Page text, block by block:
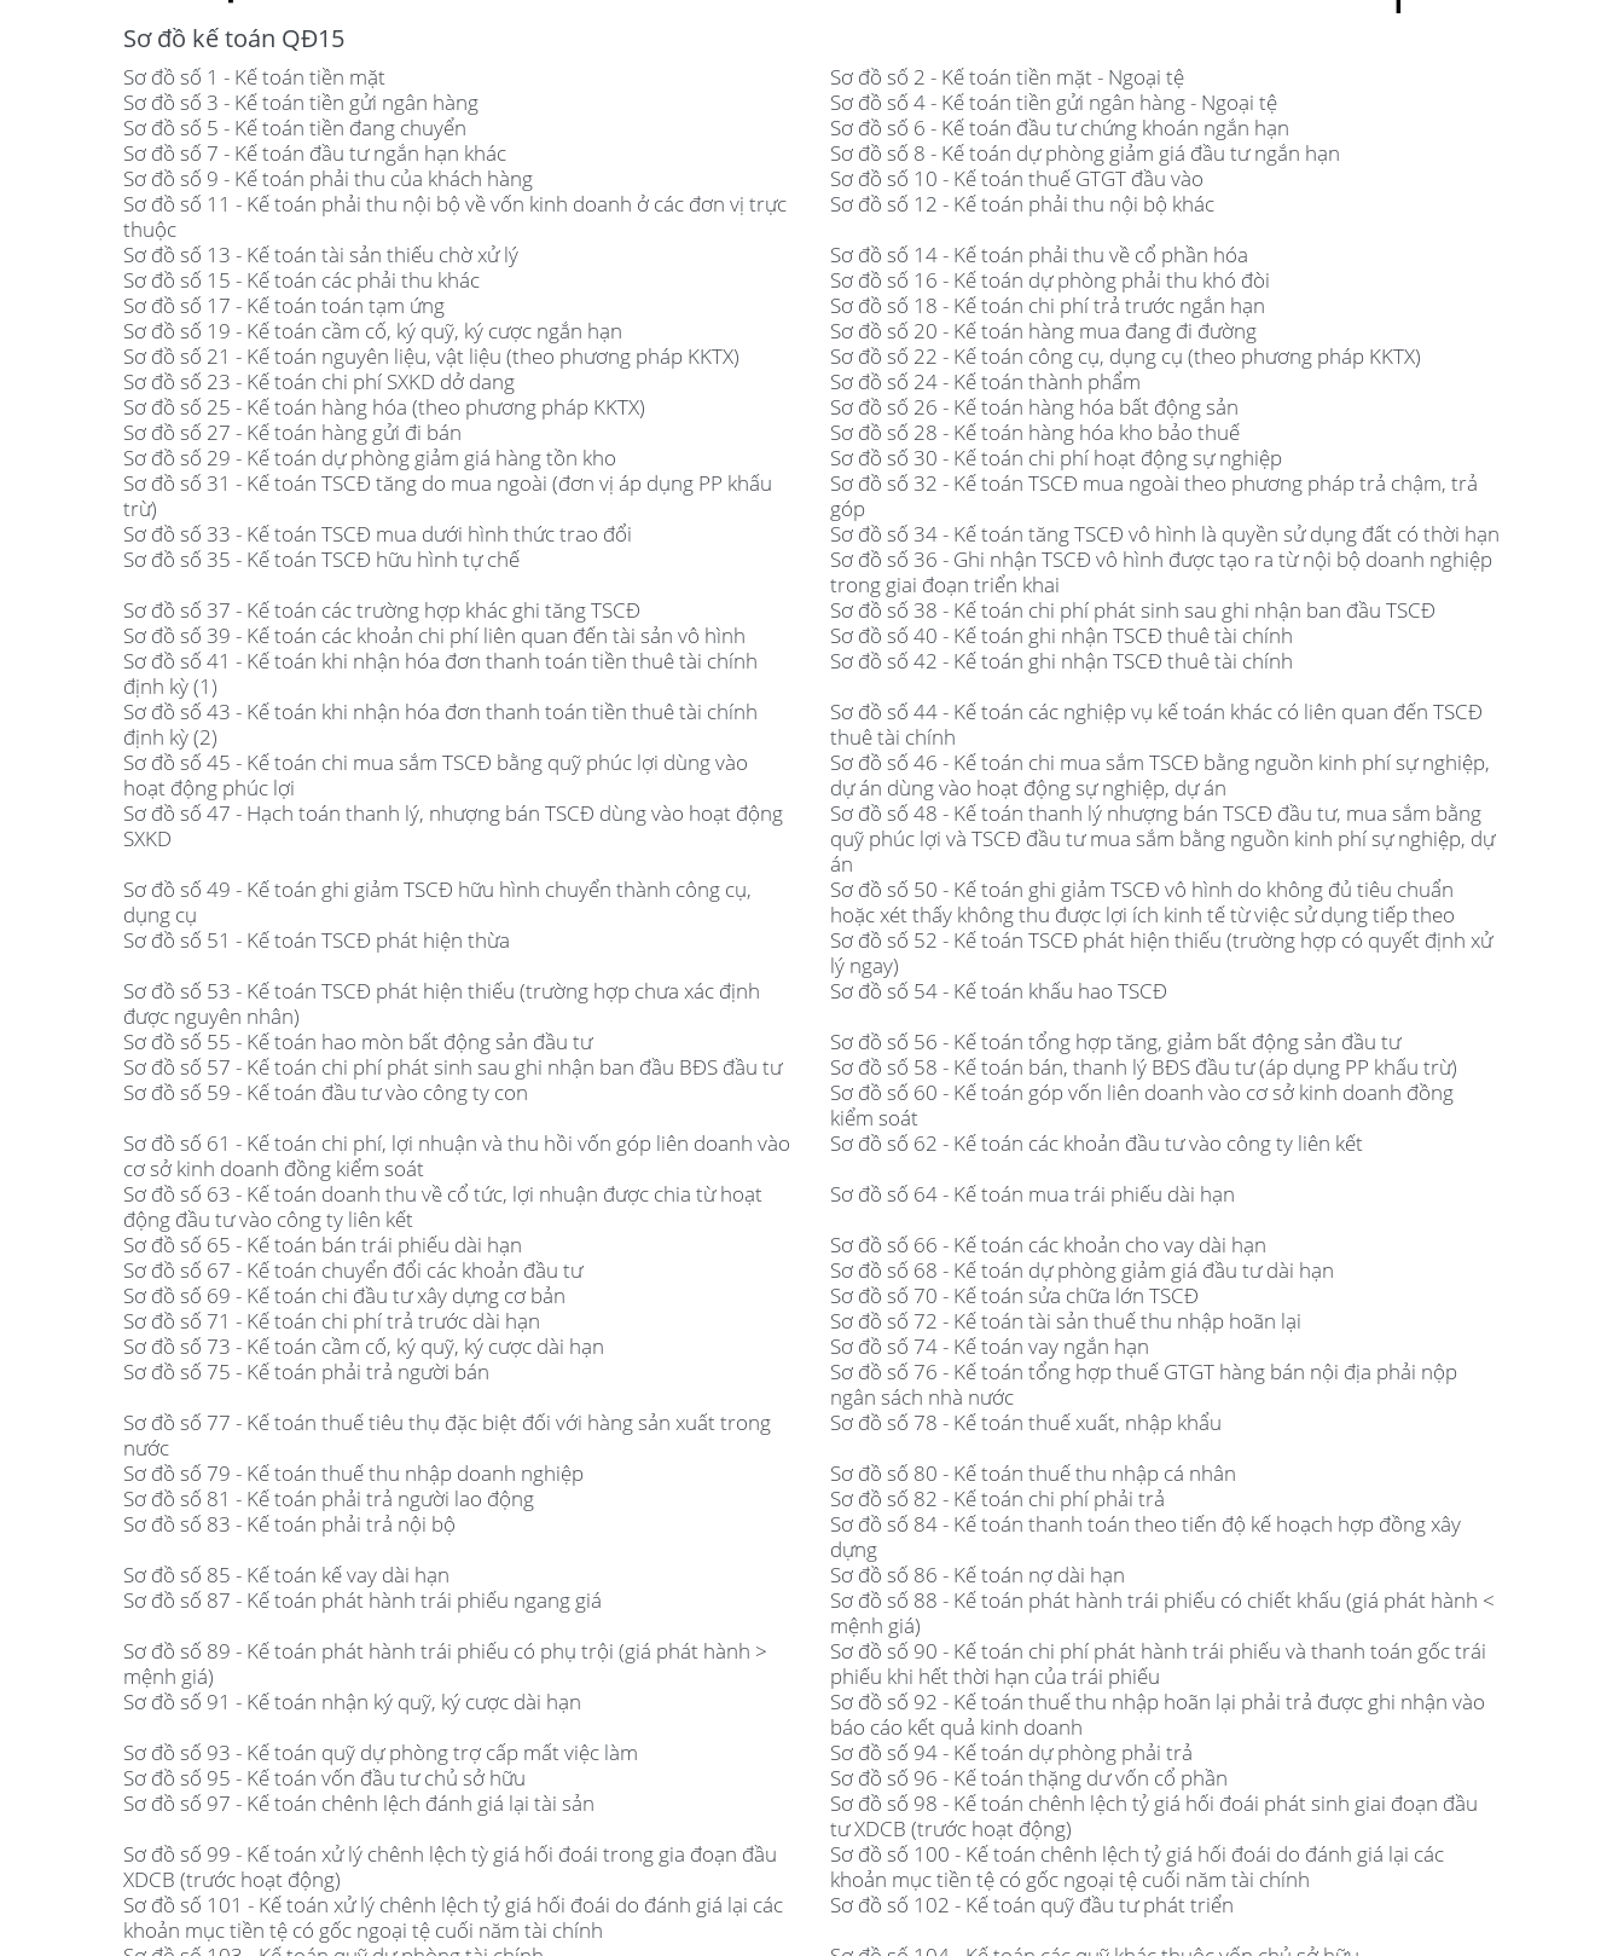
Sơ đồ kế toán QĐ15
Sơ đồ số 1 - Kế toán tiền mặt
Sơ đồ số 2 - Kế toán tiền mặt - Ngoại tệ
Sơ đồ số 3 - Kế toán tiền gửi ngân hàng
Sơ đồ số 4 - Kế toán tiền gửi ngân hàng - Ngoại tệ
Sơ đồ số 5 - Kế toán tiền đang chuyển
Sơ đồ số 6 - Kế toán đầu tư chứng khoán ngắn hạn
Sơ đồ số 7 - Kế toán đầu tư ngắn hạn khác
Sơ đồ số 8 - Kế toán dự phòng giảm giá đầu tư ngắn hạn
Sơ đồ số 9 - Kế toán phải thu của khách hàng
Sơ đồ số 10 - Kế toán thuế GTGT đầu vào
Sơ đồ số 11 - Kế toán phải thu nội bộ về vốn kinh doanh ở các đơn vị trực
thuộc
Sơ đồ số 12 - Kế toán phải thu nội bộ khác
Sơ đồ số 13 - Kế toán tài sản thiếu chờ xử lý
Sơ đồ số 14 - Kế toán phải thu về cổ phần hóa
Sơ đồ số 15 - Kế toán các phải thu khác
Sơ đồ số 16 - Kế toán dự phòng phải thu khó đòi
Sơ đồ số 17 - Kế toán toán tạm ứng
Sơ đồ số 18 - Kế toán chi phí trả trước ngắn hạn
Sơ đồ số 19 - Kế toán cầm cố, ký quỹ, ký cược ngắn hạn
Sơ đồ số 20 - Kế toán hàng mua đang đi đường
Sơ đồ số 21 - Kế toán nguyên liệu, vật liệu (theo phương pháp KKTX)
Sơ đồ số 22 - Kế toán công cụ, dụng cụ (theo phương pháp KKTX)
Sơ đồ số 23 - Kế toán chi phí SXKD dở dang
Sơ đồ số 24 - Kế toán thành phẩm
Sơ đồ số 25 - Kế toán hàng hóa (theo phương pháp KKTX)
Sơ đồ số 26 - Kế toán hàng hóa bất động sản
Sơ đồ số 27 - Kế toán hàng gửi đi bán
Sơ đồ số 28 - Kế toán hàng hóa kho bảo thuế
Sơ đồ số 29 - Kế toán dự phòng giảm giá hàng tồn kho
Sơ đồ số 30 - Kế toán chi phí hoạt động sự nghiệp
Sơ đồ số 31 - Kế toán TSCĐ tăng do mua ngoài (đơn vị áp dụng PP khấu
trừ)
Sơ đồ số 32 - Kế toán TSCĐ mua ngoài theo phương pháp trả chậm, trả
góp
Sơ đồ số 33 - Kế toán TSCĐ mua dưới hình thức trao đổi
Sơ đồ số 34 - Kế toán tăng TSCĐ vô hình là quyền sử dụng đất có thời hạn
Sơ đồ số 35 - Kế toán TSCĐ hữu hình tự chế
Sơ đồ số 36 - Ghi nhận TSCĐ vô hình được tạo ra từ nội bộ doanh nghiệp
trong giai đoạn triển khai
Sơ đồ số 37 - Kế toán các trường hợp khác ghi tăng TSCĐ
Sơ đồ số 38 - Kế toán chi phí phát sinh sau ghi nhận ban đầu TSCĐ
Sơ đồ số 39 - Kế toán các khoản chi phí liên quan đến tài sản vô hình
Sơ đồ số 40 - Kế toán ghi nhận TSCĐ thuê tài chính
Sơ đồ số 41 - Kế toán khi nhận hóa đơn thanh toán tiền thuê tài chính
định kỳ (1)
Sơ đồ số 42 - Kế toán ghi nhận TSCĐ thuê tài chính
Sơ đồ số 43 - Kế toán khi nhận hóa đơn thanh toán tiền thuê tài chính
định kỳ (2)
Sơ đồ số 44 - Kế toán các nghiệp vụ kế toán khác có liên quan đến TSCĐ
thuê tài chính
Sơ đồ số 45 - Kế toán chi mua sắm TSCĐ bằng quỹ phúc lợi dùng vào
hoạt động phúc lợi
Sơ đồ số 46 - Kế toán chi mua sắm TSCĐ bằng nguồn kinh phí sự nghiệp,
dự án dùng vào hoạt động sự nghiệp, dự án
Sơ đồ số 47 - Hạch toán thanh lý, nhượng bán TSCĐ dùng vào hoạt động
SXKD
Sơ đồ số 48 - Kế toán thanh lý nhượng bán TSCĐ đầu tư, mua sắm bằng
quỹ phúc lợi và TSCĐ đầu tư mua sắm bằng nguồn kinh phí sự nghiệp, dự
án
Sơ đồ số 49 - Kế toán ghi giảm TSCĐ hữu hình chuyển thành công cụ,
dụng cụ
Sơ đồ số 50 - Kế toán ghi giảm TSCĐ vô hình do không đủ tiêu chuẩn
hoặc xét thấy không thu được lợi ích kinh tế từ việc sử dụng tiếp theo
Sơ đồ số 51 - Kế toán TSCĐ phát hiện thừa
Sơ đồ số 52 - Kế toán TSCĐ phát hiện thiếu (trường hợp có quyết định xử
lý ngay)
Sơ đồ số 53 - Kế toán TSCĐ phát hiện thiếu (trường hợp chưa xác định
được nguyên nhân)
Sơ đồ số 54 - Kế toán khấu hao TSCĐ
Sơ đồ số 55 - Kế toán hao mòn bất động sản đầu tư
Sơ đồ số 56 - Kế toán tổng hợp tăng, giảm bất động sản đầu tư
Sơ đồ số 57 - Kế toán chi phí phát sinh sau ghi nhận ban đầu BĐS đầu tư
Sơ đồ số 58 - Kế toán bán, thanh lý BĐS đầu tư (áp dụng PP khấu trừ)
Sơ đồ số 59 - Kế toán đầu tư vào công ty con
Sơ đồ số 60 - Kế toán góp vốn liên doanh vào cơ sở kinh doanh đồng
kiểm soát
Sơ đồ số 61 - Kế toán chi phí, lợi nhuận và thu hồi vốn góp liên doanh vào
cơ sở kinh doanh đồng kiểm soát
Sơ đồ số 62 - Kế toán các khoản đầu tư vào công ty liên kết
Sơ đồ số 63 - Kế toán doanh thu về cổ tức, lợi nhuận được chia từ hoạt
động đầu tư vào công ty liên kết
Sơ đồ số 64 - Kế toán mua trái phiếu dài hạn
Sơ đồ số 65 - Kế toán bán trái phiếu dài hạn
Sơ đồ số 66 - Kế toán các khoản cho vay dài hạn
Sơ đồ số 67 - Kế toán chuyển đổi các khoản đầu tư
Sơ đồ số 68 - Kế toán dự phòng giảm giá đầu tư dài hạn
Sơ đồ số 69 - Kế toán chi đầu tư xây dựng cơ bản
Sơ đồ số 70 - Kế toán sửa chữa lớn TSCĐ
Sơ đồ số 71 - Kế toán chi phí trả trước dài hạn
Sơ đồ số 72 - Kế toán tài sản thuế thu nhập hoãn lại
Sơ đồ số 73 - Kế toán cầm cố, ký quỹ, ký cược dài hạn
Sơ đồ số 74 - Kế toán vay ngắn hạn
Sơ đồ số 75 - Kế toán phải trả người bán
Sơ đồ số 76 - Kế toán tổng hợp thuế GTGT hàng bán nội địa phải nộp
ngân sách nhà nước
Sơ đồ số 77 - Kế toán thuế tiêu thụ đặc biệt đối với hàng sản xuất trong
nước
Sơ đồ số 78 - Kế toán thuế xuất, nhập khẩu
Sơ đồ số 79 - Kế toán thuế thu nhập doanh nghiệp
Sơ đồ số 80 - Kế toán thuế thu nhập cá nhân
Sơ đồ số 81 - Kế toán phải trả người lao động
Sơ đồ số 82 - Kế toán chi phí phải trả
Sơ đồ số 83 - Kế toán phải trả nội bộ
Sơ đồ số 84 - Kế toán thanh toán theo tiến độ kế hoạch hợp đồng xây
dựng
Sơ đồ số 85 - Kế toán kế vay dài hạn
Sơ đồ số 86 - Kế toán nợ dài hạn
Sơ đồ số 87 - Kế toán phát hành trái phiếu ngang giá
Sơ đồ số 88 - Kế toán phát hành trái phiếu có chiết khấu (giá phát hành <
mệnh giá)
Sơ đồ số 89 - Kế toán phát hành trái phiếu có phụ trội (giá phát hành >
mệnh giá)
Sơ đồ số 90 - Kế toán chi phí phát hành trái phiếu và thanh toán gốc trái
phiếu khi hết thời hạn của trái phiếu
Sơ đồ số 91 - Kế toán nhận ký quỹ, ký cược dài hạn
Sơ đồ số 92 - Kế toán thuế thu nhập hoãn lại phải trả được ghi nhận vào
báo cáo kết quả kinh doanh
Sơ đồ số 93 - Kế toán quỹ dự phòng trợ cấp mất việc làm
Sơ đồ số 94 - Kế toán dự phòng phải trả
Sơ đồ số 95 - Kế toán vốn đầu tư chủ sở hữu
Sơ đồ số 96 - Kế toán thặng dư vốn cổ phần
Sơ đồ số 97 - Kế toán chênh lệch đánh giá lại tài sản
Sơ đồ số 98 - Kế toán chênh lệch tỷ giá hối đoái phát sinh giai đoạn đầu
tư XDCB (trước hoạt động)
Sơ đồ số 99 - Kế toán xử lý chênh lệch tỳ giá hối đoái trong gia đoạn đầu
XDCB (trước hoạt động)
Sơ đồ số 100 - Kế toán chênh lệch tỷ giá hối đoái do đánh giá lại các
khoản mục tiền tệ có gốc ngoại tệ cuối năm tài chính
Sơ đồ số 101 - Kế toán xử lý chênh lệch tỷ giá hối đoái do đánh giá lại các
khoản mục tiền tệ có gốc ngoại tệ cuối năm tài chính
Sơ đồ số 102 - Kế toán quỹ đầu tư phát triển